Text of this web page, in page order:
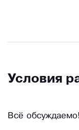
Условия
Всё обсуждаемо!